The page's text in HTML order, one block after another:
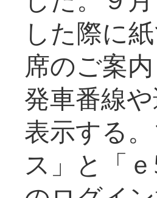
した際に
席のご案
発車番線
表示する
ス」と「